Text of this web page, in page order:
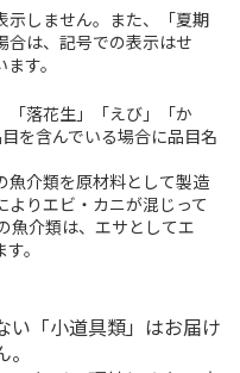
示しません。また、「夏期
合は、記号での表示はせ
す。
「落花生」「えび」「か
を含んでいる場合に品目名
介類を原材料として製造
りエビ・カニが混じって
魚介類は、エサとしてエ
。
い「小道具類」はお届け